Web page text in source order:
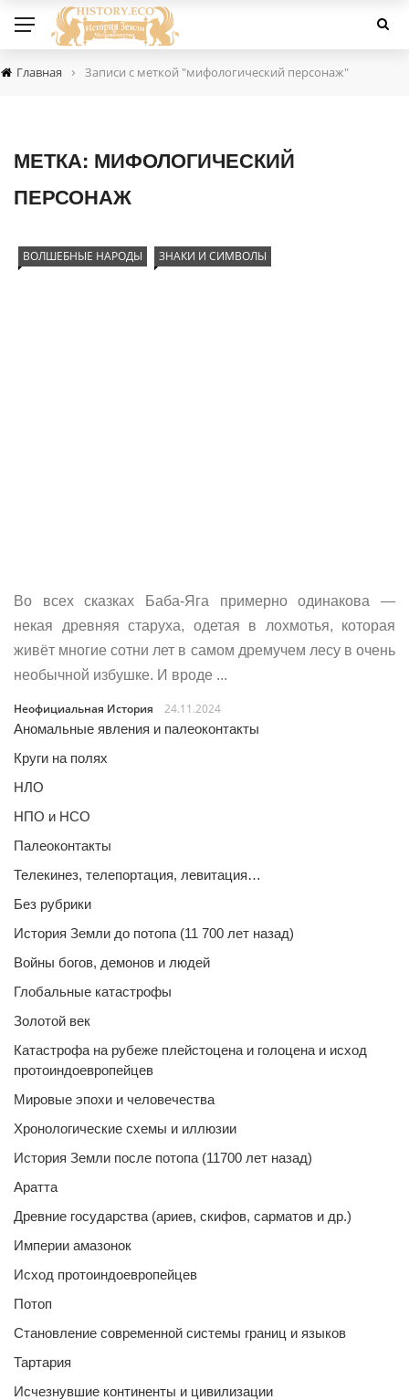
Главная › Записи с меткой "мифологический персонаж"
МЕТКА: МИФОЛОГИЧЕСКИЙ
ПЕРСОНАЖ
ВОЛШЕБНЫЕ НАРОДЫ ЗНАКИ И СИМВОЛЫ
Во всех сказках Баба-Яга примерно одинакова —
некая древняя старуха, одетая в лохмотья, которая
живёт многие сотни лет в самом дремучем лесу в очень
необычной избушке. И вроде ...
Неофициальная История
24.11.2024
Аномальные явления и палеоконтакты
Круги на полях
НЛО
НПО и НСО
Палеоконтакты
Телекинез, телепортация, левитация…
Без рубрики
История Земли до потопа (11 700 лет назад)
Войны богов, демонов и людей
Глобальные катастрофы
Золотой век
Катастрофа на рубеже плейстоцена и голоцена и исход
протоиндоевропейцев
Мировые эпохи и человечества
Хронологические схемы и иллюзии
История Земли после потопа (11700 лет назад)
Аратта
Древние государства (ариев, скифов, сарматов и др.)
Империи амазонок
Исход протоиндоевропейцев
Потоп
Становление современной системы границ и языков
Тартария
Исчезнувшие континенты и цивилизации